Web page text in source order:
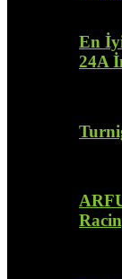
En
24A